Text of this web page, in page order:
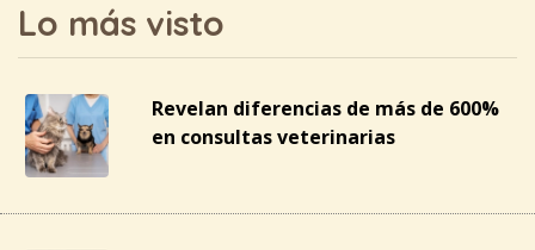
Lo más visto
Revelan diferencias de más de 600%
en consultas veterinarias